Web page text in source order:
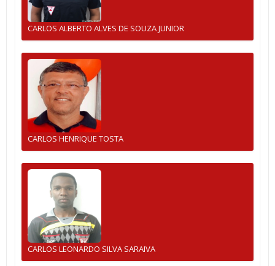
CARLOS ALBERTO ALVES DE SOUZA JUNIOR
CARLOS HENRIQUE TOSTA
CARLOS LEONARDO SILVA SARAIVA